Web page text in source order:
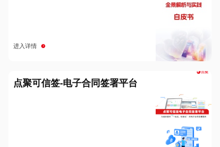
进入详情
点聚可信签-电子合同签署平台